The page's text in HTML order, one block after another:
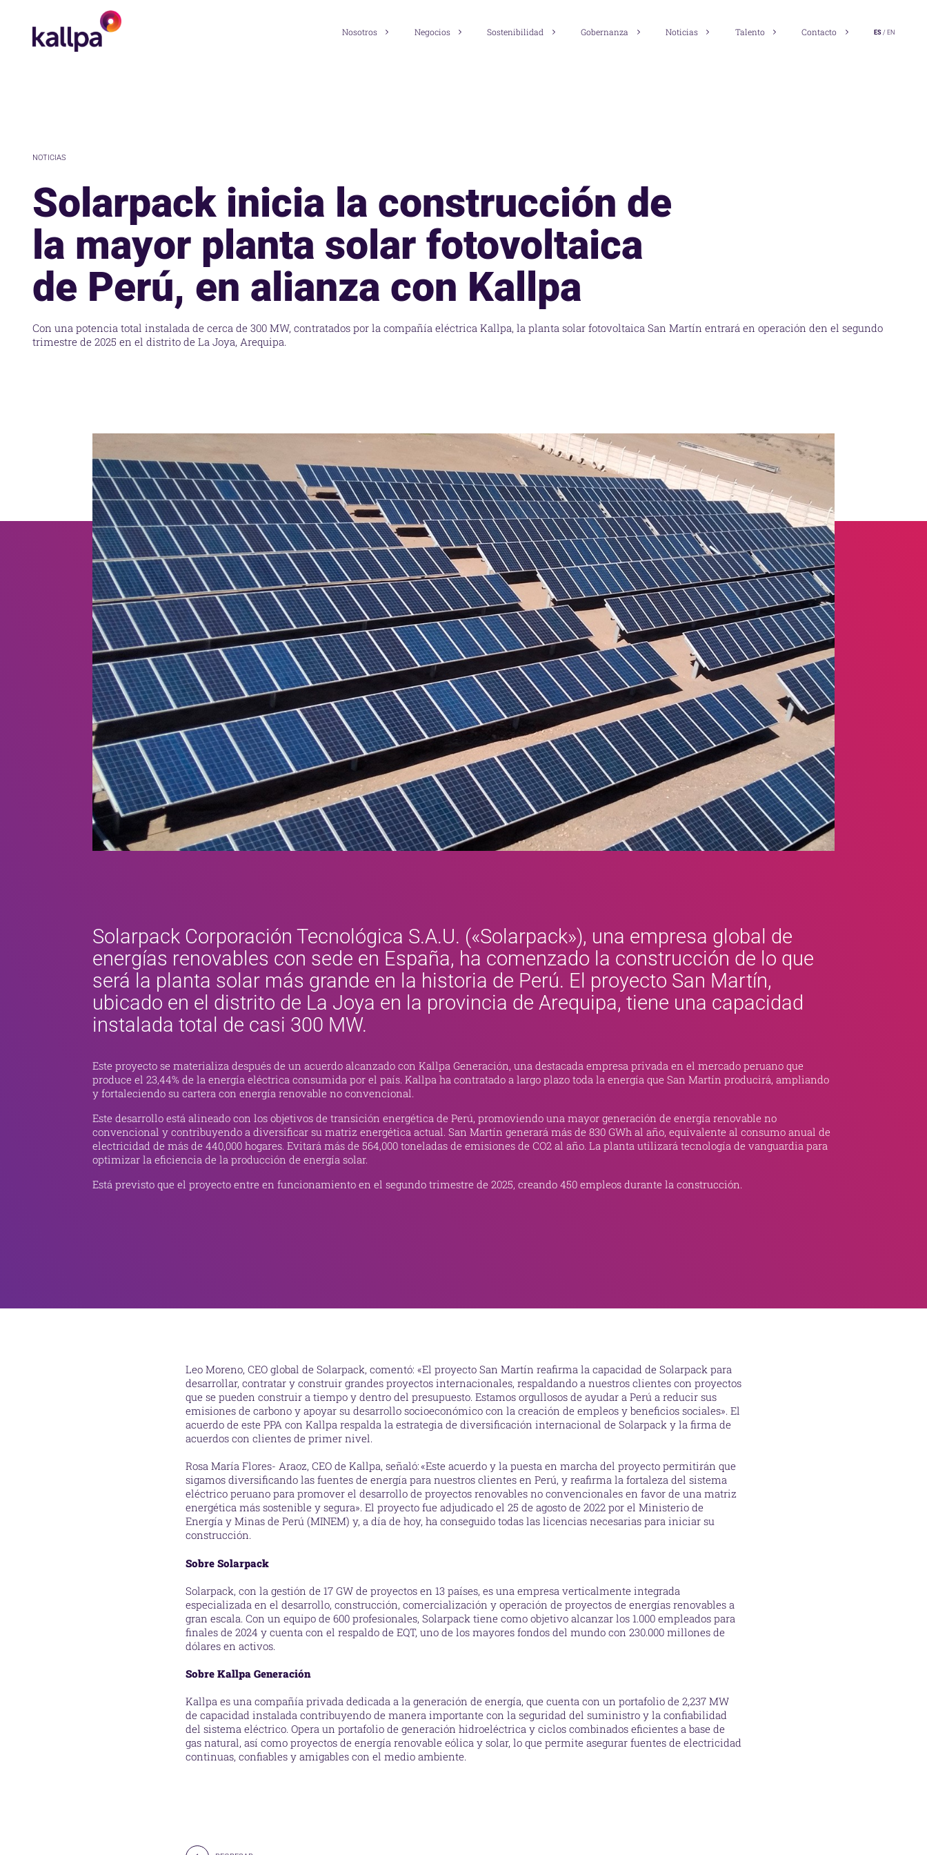
Nosotros Negocios Sostenibilidad Gobernanza Noticias Talento Contacto ES EN
NOTICIAS
Solarpack inicia la construcción de
la mayor planta solar fotovoltaica
de Perú, en alianza con Kallpa
Con una potencia total instalada de cerca de 300 MW, contratados por la compañía eléctrica Kallpa, la planta solar fotovoltaica San Martín entrará en operación den el segundo
trimestre de 2025 en el distrito de La Joya, Arequipa.
Solarpack Corporación Tecnológica S.A.U. («Solarpack»), una empresa global de
energías renovables con sede en España, ha comenzado la construcción de lo que
será la planta solar más grande en la historia de Perú. El proyecto San Martín,
ubicado en el distrito de La Joya en la provincia de Arequipa, tiene una capacidad
instalada total de casi 300 MW.
Este proyecto se materializa después de un acuerdo alcanzado con Kallpa Generación, una destacada empresa privada en el mercado peruano que
produce el 23,44% de la energía eléctrica consumida por el país. Kallpa ha contratado a largo plazo toda la energía que San Martín producirá, ampliando
y fortaleciendo su cartera con energía renovable no convencional.
Este desarrollo está alineado con los objetivos de transición energética de Perú, promoviendo una mayor generación de energía renovable no
convencional y contribuyendo a diversificar su matriz energética actual. San Martín generará más de 830 GWh al año, equivalente al consumo anual de
electricidad de más de 440,000 hogares. Evitará más de 564,000 toneladas de emisiones de CO2 al año. La planta utilizará tecnología de vanguardia para
optimizar la eficiencia de la producción de energía solar.
Está previsto que el proyecto entre en funcionamiento en el segundo trimestre de 2025, creando 450 empleos durante la construcción.
Leo Moreno, CEO global de Solarpack, comentó: «El proyecto San Martín reafirma la capacidad de Solarpack para
desarrollar, contratar y construir grandes proyectos internacionales, respaldando a nuestros clientes con proyectos
que se pueden construir a tiempo y dentro del presupuesto. Estamos orgullosos de ayudar a Perú a reducir sus
emisiones de carbono y apoyar su desarrollo socioeconómico con la creación de empleos y beneficios sociales». El
acuerdo de este PPA con Kallpa respalda la estrategia de diversificación internacional de Solarpack y la firma de
acuerdos con clientes de primer nivel.
Rosa María Flores- Araoz, CEO de Kallpa, señaló: «Este acuerdo y la puesta en marcha del proyecto permitirán que
sigamos diversificando las fuentes de energía para nuestros clientes en Perú, y reafirma la fortaleza del sistema
eléctrico peruano para promover el desarrollo de proyectos renovables no convencionales en favor de una matriz
energética más sostenible y segura». El proyecto fue adjudicado el 25 de agosto de 2022 por el Ministerio de
Energía y Minas de Perú (MINEM) y, a día de hoy, ha conseguido todas las licencias necesarias para iniciar su
construcción.
Sobre Solarpack
Solarpack, con la gestión de 17 GW de proyectos en 13 países, es una empresa verticalmente integrada
especializada en el desarrollo, construcción, comercialización y operación de proyectos de energías renovables a
gran escala. Con un equipo de 600 profesionales, Solarpack tiene como objetivo alcanzar los 1.000 empleados para
finales de 2024 y cuenta con el respaldo de EQT, uno de los mayores fondos del mundo con 230.000 millones de
dólares en activos.
Sobre Kallpa Generación
Kallpa es una compañía privada dedicada a la generación de energía, que cuenta con un portafolio de 2,237 MW
de capacidad instalada contribuyendo de manera importante con la seguridad del suministro y la confiabilidad
del sistema eléctrico. Opera un portafolio de generación hidroeléctrica y ciclos combinados eficientes a base de
gas natural, así como proyectos de energía renovable eólica y solar, lo que permite asegurar fuentes de electricidad
continuas, confiables y amigables con el medio ambiente.